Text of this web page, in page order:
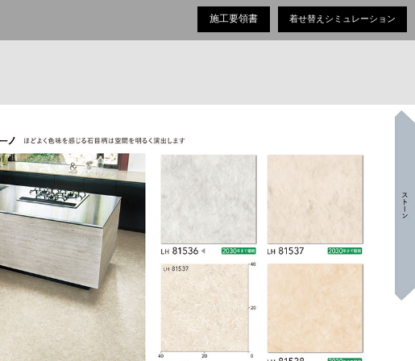
施工要領書 着せ替えシミュレーション